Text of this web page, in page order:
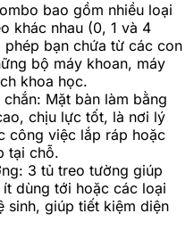
bao gồm nhiều loại
khác nhau (0, 1 và 4
bạn chứa từ các con
bộ máy khoan, máy
khoa học.
Mặt bàn làm bằng
chịu lực tốt, là nơi lý
công việc lắp ráp hoặc
tại chỗ.
3 tủ treo tường giúp
dùng tới hoặc các loại
sinh, giúp tiết kiệm diện